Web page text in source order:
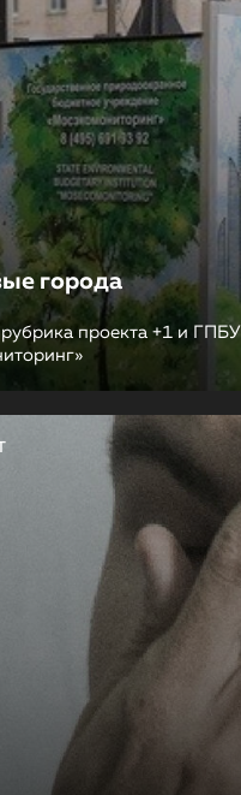
города
проекта +1 и ГПБУ